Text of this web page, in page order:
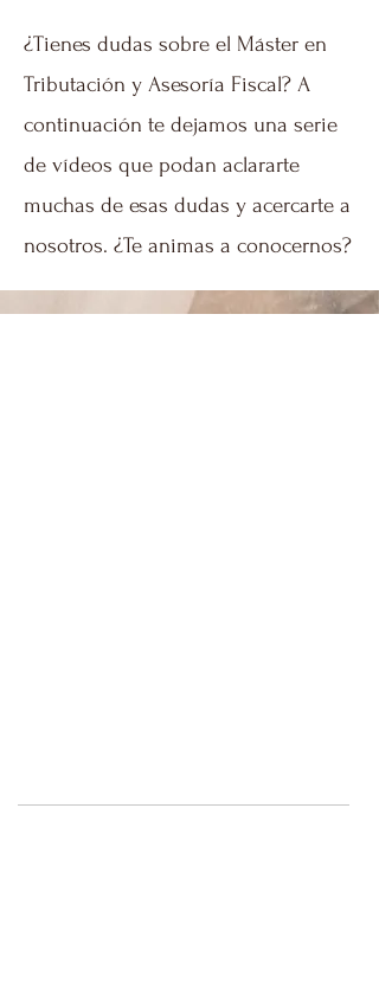
¿Tienes dudas sobre el Máster en
Tributación y Asesoría Fiscal? A
continuación te dejamos una serie
de vídeos que podan aclararte
muchas de esas dudas y acercarte a
nosotros. ¿Te animas a conocernos?